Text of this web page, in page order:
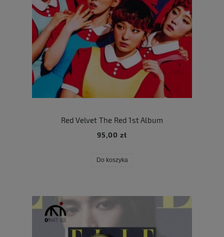
Red Velvet The Red 1st Album
95,00 zł
Do koszyka